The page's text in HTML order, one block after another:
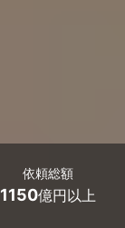
依頼総額
1150億円以上